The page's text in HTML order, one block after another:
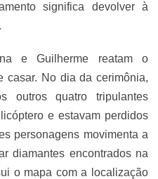
significa devolver à
e Guilherme reatam o
casar. No dia da cerimônia,
outros quatro tripulantes
e estavam perdidos
personagens movimenta a
diamantes encontrados na
o mapa com a localização